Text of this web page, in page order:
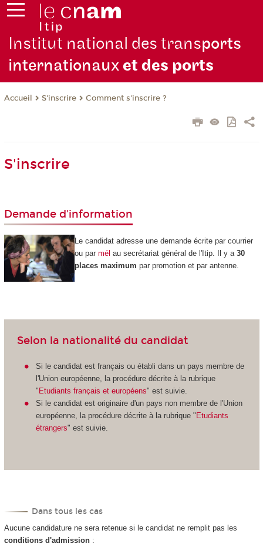
Institut national des transports
internationauxet des ports
Accueil S'inscrire Comment s'inscrire ?
S'inscrire
Demande d'information
Le candidat adresse une demande écrite par courrier
ou par mél au secrétariat général de l'Itip. Il y a 30
places maximum par promotion et par antenne.
Selon la nationalité du candidat
Si le candidat est français ou établi dans un pays membre de
l'Union européenne, la procédure décrite à la rubrique
" Etudiants français et européens" est suivie.
Si le candidat est originaire d'un pays non membre de l'Union
européenne, la procédure décrite à la rubrique " Etudiants
étrangers" est suivie.
Dans tous les cas
Aucune candidature ne sera retenue si le candidat ne remplit pas les
conditions d'admission: